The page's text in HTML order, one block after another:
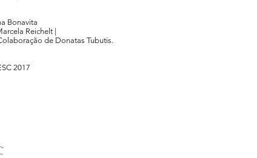
Bonavita
Reichelt |
de Donatas Tubutis.
2017